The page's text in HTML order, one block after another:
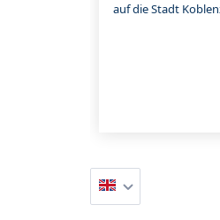
auf die Stadt